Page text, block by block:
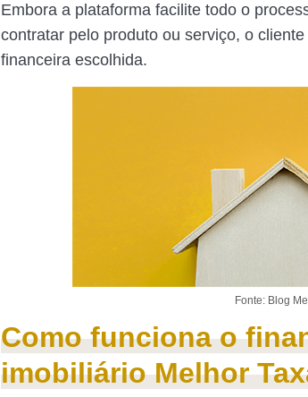
Embora a plataforma facilite todo o
contratar pelo produto ou serviço, o
financeira escolhida.
Fonte: Blog
Como funciona o
imobiliário Melhor